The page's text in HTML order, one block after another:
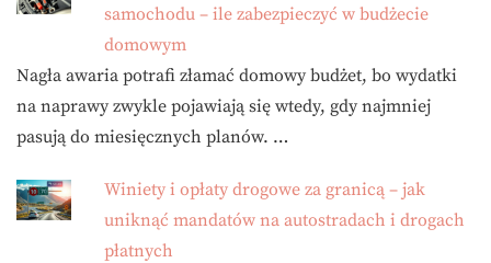
samochodu – ile zabezpieczyć w budżecie
domowym
Nagła awaria potrafi złamać domowy budżet, bo wydatki
na naprawy zwykle pojawiają się wtedy, gdy najmniej
pasują do miesięcznych planów. …
Winiety i opłaty drogowe za granicą – jak
uniknąć mandatów na autostradach i drogach
płatnych